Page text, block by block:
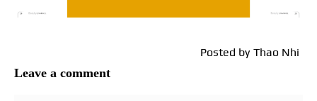
Posted by Thao Nhi
Leave a comment